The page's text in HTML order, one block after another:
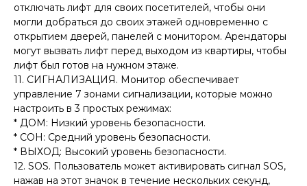
отключать лифт для своих посетителей, чтобы они
могли добраться до своих этажей одновременно с
открытием дверей, панелей с монитором. Арендаторы
могут вызвать лифт перед выходом из квартиры, чтобы
лифт был готов на нужном этаже.
11. СИГНАЛИЗАЦИЯ. Монитор обеспечивает
управление 7 зонами сигнализации, которые можно
настроить в 3 простых режимах:
* ДОМ: Низкий уровень безопасности.
* СОН: Средний уровень безопасности.
* ВЫХОД: Высокий уровень безопасности.
12. SOS. Пользователь может активировать сигнал SOS,
нажав на этот значок в течение нескольких секунд,